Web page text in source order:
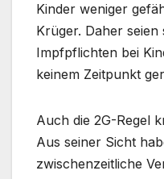
Kinder weniger
Krüger. Daher
Impfpflichten bei
keinem Zeitpunkt
Auch die 2G-Regel
Aus seiner Sicht
zwischenzeitliche